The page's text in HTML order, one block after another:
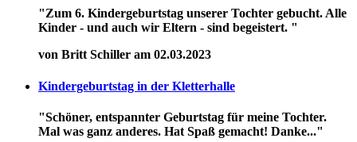
"Zum 6. Kindergeburtstag unserer Tochter gebucht. Alle
Kinder - und auch wir Eltern - sind begeistert. "
von Britt Schiller am 02.03.2023
Kindergeburtstag in der Kletterhalle
"Schöner, entspannter Geburtstag für meine Tochter.
Mal was ganz anderes. Hat Spaß gemacht! Danke..."